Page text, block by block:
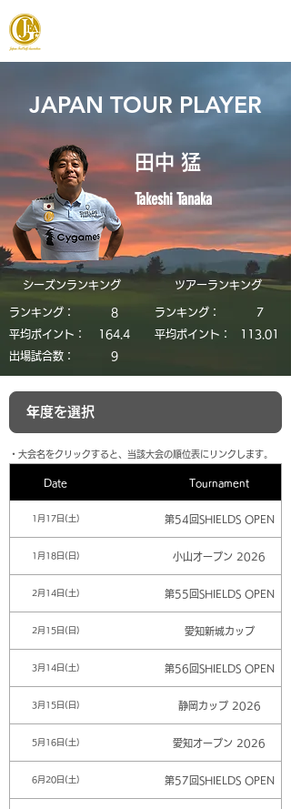
JAPAN TOUR PLAYER
田中 猛
Takeshi Tanaka
シーズンランキング
ランキング：
8
平均ポイント：
164.4
​出場試合数：
9
​ツアーランキング
ランキング：
7
平均ポイント：
113.01
​・大会名をクリックすると、当該大会の順位表にリンクします。
Date Tournament
1月17日(土) 第54回SHIELDS OPEN
1月18日(日) 小山オープン 2026
2月14日(土) 第55回SHIELDS OPEN
2月15日(日) 愛知新城カップ
3月14日(土) 第56回SHIELDS OPEN
3月15日(日) 静岡カップ 2026
5月16日(土) 愛知オープン 2026
6月20日(土) 第57回SHIELDS OPEN